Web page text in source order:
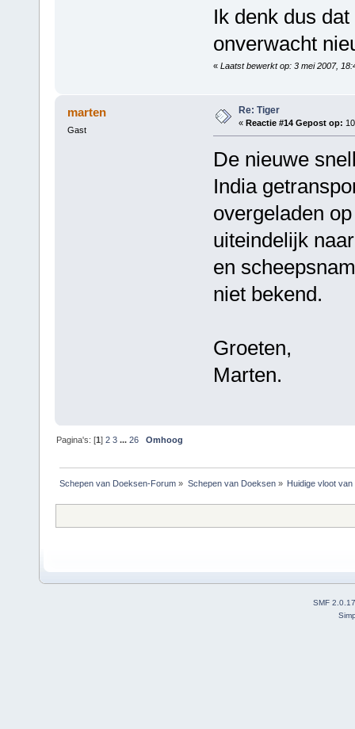
Ik denk dus
onverwacht
« Laatst bewerkt op: 3 mei 2007,
marten
Gast
Re: Tiger
« Reactie #14 Gepost op:
De nieuwe
India
overgeladen
uiteindelijk
en
niet bekend.
Groeten,
Marten.
Pagina's: [1]2 3 ...26 Omhoog
Schepen van Doeksen-Forum » Schepen van Doeksen» Huidige vloot
SMF 2.0.17